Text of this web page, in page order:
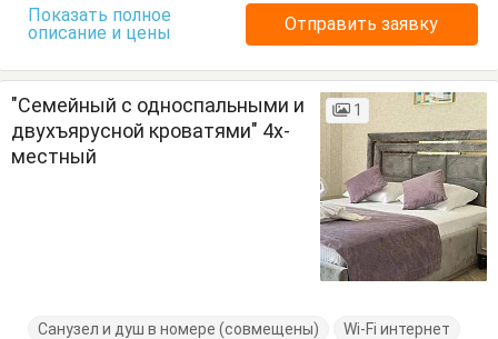
Показать полное
описание и цены
Отправить заявку
"Семейный с односпальными и
двухъярусной кроватями" 4х-
местный
1
Санузел и душ в номере (совмещены)
Wi-Fi интернет